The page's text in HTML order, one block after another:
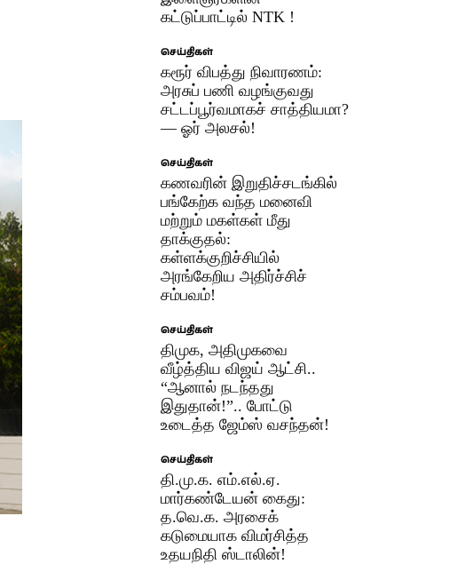
கட்டுப்பாட்டில் NTK !
செய்திகள்
கரூர் விபத்து நிவாரணம்:
அரசுப் பணி வழங்குவது
சட்டப்பூர்வமாகச் சாத்தியமா?
— ஓர் அலசல்!
செய்திகள்
கணவரின் இறுதிச்சடங்கில்
பங்கேற்க வந்த மனைவி
மற்றும் மகள்கள் மீது
தாக்குதல்:
கள்ளக்குறிச்சியில்
அரங்கேறிய அதிர்ச்சிச்
சம்பவம்!
செய்திகள்
திமுக, அதிமுகவை
வீழ்த்திய விஜய் ஆட்சி..
“ஆனால் நடந்தது
இதுதான்!”.. போட்டு
உடைத்த ஜேம்ஸ் வசந்தன்!
செய்திகள்
தி.மு.க. எம்.எல்.ஏ.
மார்கண்டேயன் கைது:
த.வெ.க. அரசைக்
கடுமையாக விமர்சித்த
உதயநிதி ஸ்டாலின்!